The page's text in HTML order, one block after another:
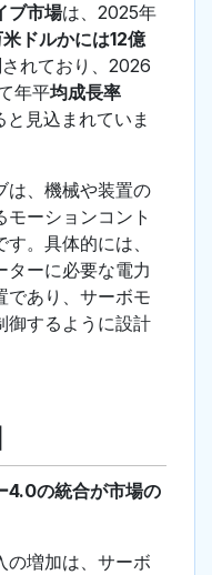
ブ市場は、2025年
ドルかには12億
れており、2026
年平均成長率
と見込まれていま
は、機械や装置の
ーションコント
。具体的には、
ターに必要な電力
であり、サーボモ
御するように設計
4.0の統合が市場の
の増加は、サーボ